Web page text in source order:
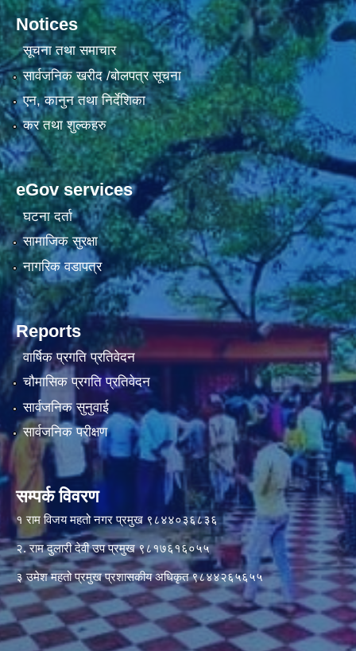
Notices
सूचना तथा समाचार
सार्वजनिक खरीद /बोलपत्र सूचना
एन, कानुन तथा निर्देशिका
कर तथा शुल्कहरु
eGov services
घटना दर्ता
सामाजिक सुरक्षा
नागरिक वडापत्र
Reports
वार्षिक प्रगति प्रतिवेदन
चौमासिक प्रगति प्रतिवेदन
सार्वजनिक सुनुवाई
सार्वजनिक परीक्षण
सम्पर्क विवरण
१ राम विजय महतो नगर प्रमुख ९८४४०३६८३६
२. राम दुलारी देवी उप प्रमुख ९८१७६१६०५५
३ उमेश महतो प्रमुख प्रशासकीय अधिकृत ९८४४२६५६५५